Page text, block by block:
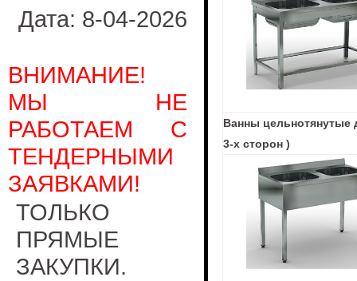
Дата: 8-04-2026
ВНИМАНИЕ!
МЫ НЕ
РАБОТАЕМ С
ТЕНДЕРНЫМИ
ЗАЯВКАМИ!
ТОЛЬКО
ПРЯМЫЕ
ЗАКУПКИ.
Ванны цельнотянутые
3-х сторон )